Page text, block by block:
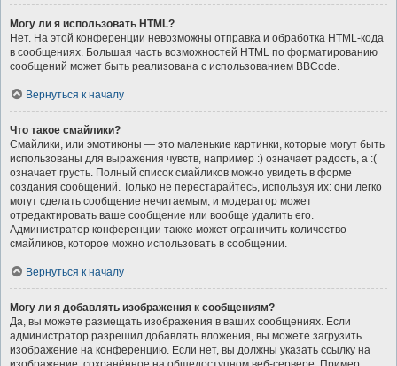
Могу ли я использовать HTML?
Нет. На этой конференции невозможны отправка и обработка HTML-кода
в сообщениях. Большая часть возможностей HTML по форматированию
сообщений может быть реализована с использованием BBCode.
Вернуться к началу
Что такое смайлики?
Смайлики, или эмотиконы — это маленькие картинки, которые могут быть
использованы для выражения чувств, например :) означает радость, а :(
означает грусть. Полный список смайликов можно увидеть в форме
создания сообщений. Только не перестарайтесь, используя их: они легко
могут сделать сообщение нечитаемым, и модератор может
отредактировать ваше сообщение или вообще удалить его.
Администратор конференции также может ограничить количество
смайликов, которое можно использовать в сообщении.
Вернуться к началу
Могу ли я добавлять изображения к сообщениям?
Да, вы можете размещать изображения в ваших сообщениях. Если
администратор разрешил добавлять вложения, вы можете загрузить
изображение на конференцию. Если нет, вы должны указать ссылку на